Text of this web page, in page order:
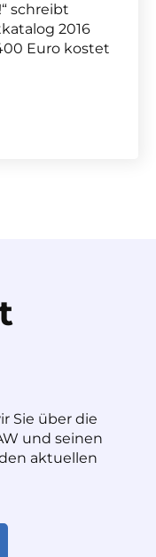
schreibt
2016
Euro kostet
Sie über die
und seinen
aktuellen